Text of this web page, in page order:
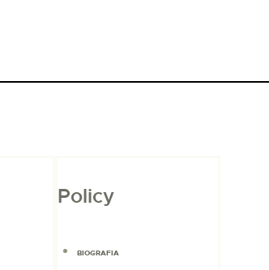
Policy
BIOGRAFIA